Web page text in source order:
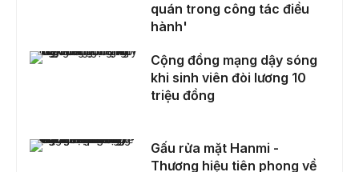
quán trong công tác điều
hành'
Cộng đồng mạng dậy sóng khi sinh viên đòi lương 10 triệu đồng
Cộng đồng mạng dậy sóng
khi sinh viên đòi lương 10
triệu đồng
Gấu rửa mặt Hanmi - Thương hiệu tiên phong về xu hướng chăm sóc da bằng công nghệ mới tại Việt Nam
Gấu rửa mặt Hanmi -
Thương hiệu tiên phong về